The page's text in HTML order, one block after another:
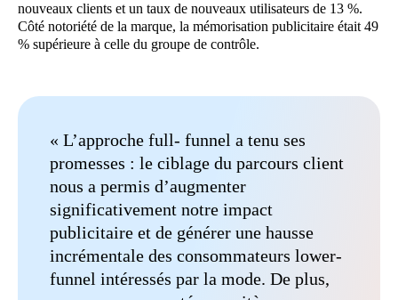
nouveaux clients et un taux de nouveaux utilisateurs de 13 %.
Côté notoriété de la marque, la mémorisation publicitaire était 49
% supérieure à celle du groupe de contrôle.
« L’approche full- funnel a tenu ses
promesses : le ciblage du parcours client
nous a permis d’augmenter
significativement notre impact
publicitaire et de générer une hausse
incrémentale des consommateurs lower-
funnel intéressés par la mode. De plus,